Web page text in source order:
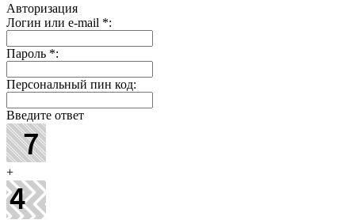
Авторизация
Логин или e-mail *:
Пароль *:
Персональный пин код:
Введите ответ
+